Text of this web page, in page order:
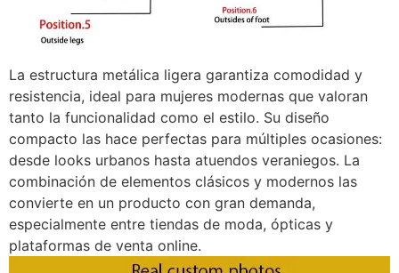
La estructura metálica ligera garantiza comodidad y
resistencia, ideal para mujeres modernas que valoran
tanto la funcionalidad como el estilo. Su diseño
compacto las hace perfectas para múltiples ocasiones:
desde looks urbanos hasta atuendos veraniegos. La
combinación de elementos clásicos y modernos las
convierte en un producto con gran demanda,
especialmente entre tiendas de moda, ópticas y
plataformas de venta online.